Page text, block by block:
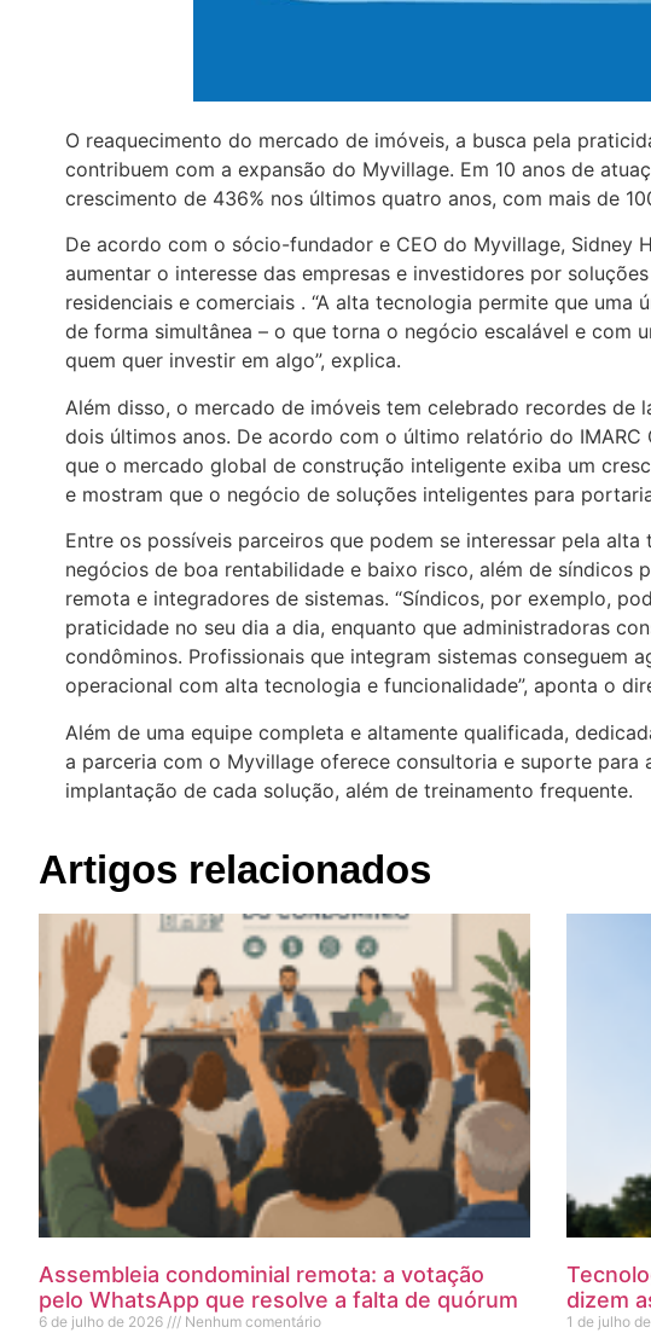
O reaquecimento do mercado de imóveis, a busca pela
contribuem com a expansão do Myvillage. Em 10 anos de
crescimento de 436% nos últimos quatro anos, com mais de
De acordo com o sócio-fundador e CEO do Myvillage, Sidney
aumentar o interesse das empresas e investidores por
residenciais e comerciais . “A alta tecnologia permite que
de forma simultânea – o que torna o negócio escalável e
quem quer investir em algo”, explica.
Além disso, o mercado de imóveis tem celebrado recordes
dois últimos anos. De acordo com o último relatório do
que o mercado global de construção inteligente exiba um
e mostram que o negócio de soluções inteligentes para
Entre os possíveis parceiros que podem se interessar pela
negócios de boa rentabilidade e baixo risco, além de
remota e integradores de sistemas. “Síndicos, por exemplo,
praticidade no seu dia a dia, enquanto que administradoras
condôminos. Profissionais que integram sistemas conseguem
operacional com alta tecnologia e funcionalidade”, aponta o
Além de uma equipe completa e altamente qualificada,
a parceria com o Myvillage oferece consultoria e suporte
implantação de cada solução, além de treinamento frequente.
Artigos relacionados
Assembleia condominial remota: a votação
pelo WhatsApp que resolve a falta de quórum
6 de julho de 2026 Nenhum comentário
dizem
1 de julho